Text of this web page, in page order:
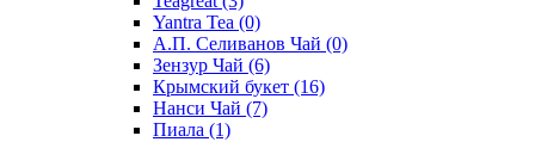
Yantra Tea (0)
А.П. Селиванов Чай (0)
Зензур Чай (6)
Крымский букет (16)
Нанси Чай (7)
Пиала (1)